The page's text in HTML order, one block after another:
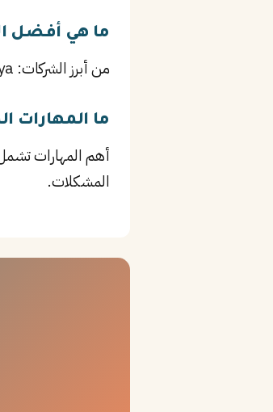
ما هي أفضل
من أبرز الشركات: NEOM، Red Sea Global، Qiddiya، بالإضافة إلى ميناء جدة الإسلامي وغيرها من المؤسسات الرائدة في جدة.
ما المهارات
المشكلات.